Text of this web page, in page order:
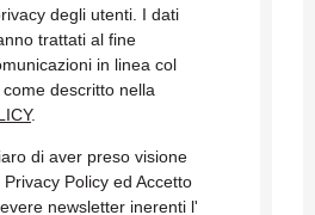
degli utenti. I dati
trattati al fine
in linea col
descritto nella
.
di aver preso visione
Privacy Policy ed Accetto
newsletter inerenti l'